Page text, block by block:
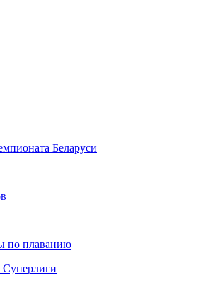
Беларуси
по плаванию
Суперлиги